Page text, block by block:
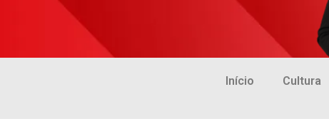
Início Cultura